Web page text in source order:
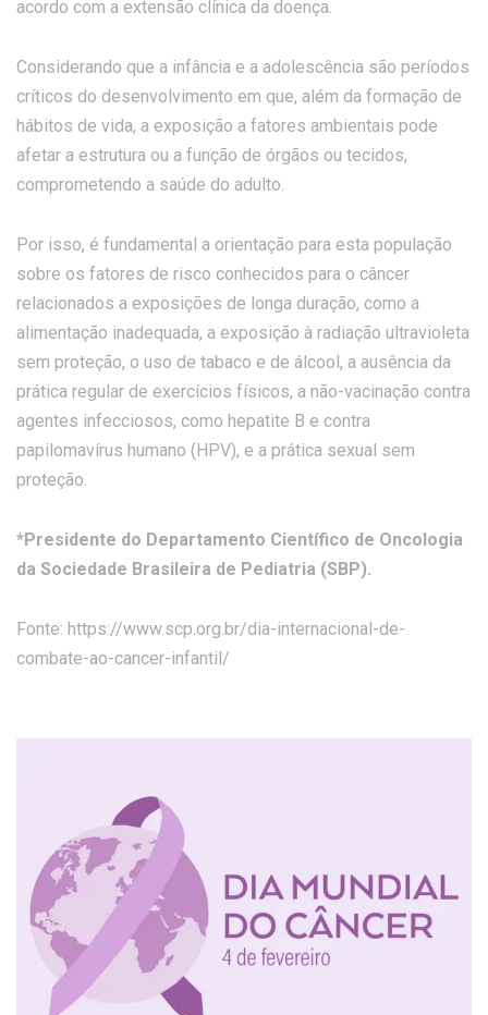
acordo com a extensão clínica da doença.
Considerando que a infância e a adolescência são períodos
críticos do desenvolvimento em que, além da formação de
hábitos de vida, a exposição a fatores ambientais pode
afetar a estrutura ou a função de órgãos ou tecidos,
comprometendo a saúde do adulto.
Por isso, é fundamental a orientação para esta população
sobre os fatores de risco conhecidos para o câncer
relacionados a exposições de longa duração, como a
alimentação inadequada, a exposição à radiação ultravioleta
sem proteção, o uso de tabaco e de álcool, a ausência da
prática regular de exercícios físicos, a não-vacinação contra
agentes infecciosos, como hepatite B e contra
papilomavírus humano (HPV), e a prática sexual sem
proteção.
*Presidente do Departamento Científico de Oncologia
da Sociedade Brasileira de Pediatria (SBP).
Fonte: https://www.scp.org.br/dia-internacional-de-
combate-ao-cancer-infantil/